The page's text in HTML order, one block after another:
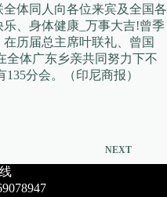
体同人向各位来宾及全国各
、身体健康_万事大吉!曾季
历届总主席叶联礼、曾国
全体广东乡亲共同努力下不
分会。（印尼商报）
NEXT